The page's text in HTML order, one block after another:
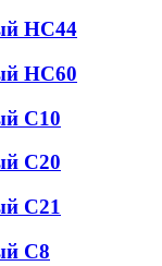
НС44
НС60
С10
С20
С21
С8